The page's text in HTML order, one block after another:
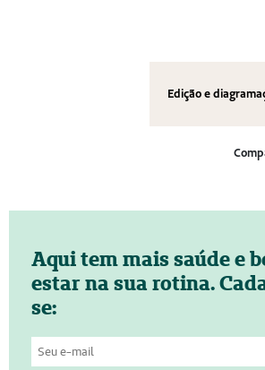
Edição e
Aqui tem mais saúde e
estar na sua rotina.
se: